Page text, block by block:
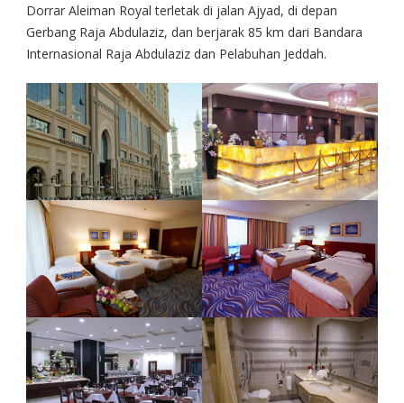
Dorrar Aleiman Royal terletak di jalan Ajyad, di depan
Gerbang Raja Abdulaziz, dan berjarak 85 km dari Bandara
Internasional Raja Abdulaziz dan Pelabuhan Jeddah.